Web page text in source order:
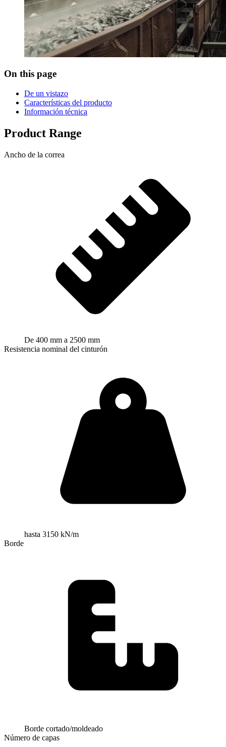
On this page
De un vistazo
Características del producto
Información técnica
Product Range
Ancho de la correa
De 400 mm a 2500 mm
Resistencia nominal del cinturón
hasta 3150 kN/m
Borde
Borde cortado/moldeado
Número de capas